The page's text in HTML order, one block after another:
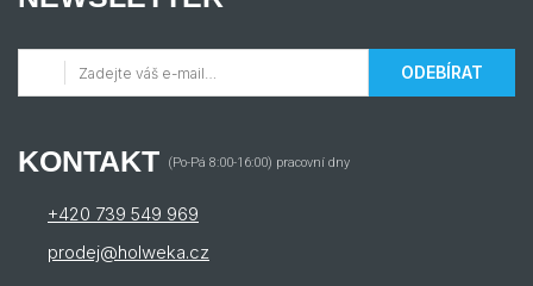
ODEBÍRAT
KONTAKT (Po-Pá 8:00-16:00) pracovní dny
+420 739 549 969
prodej@holweka.cz